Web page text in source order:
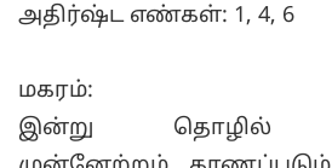
அதிர்ஷ்ட எண்கள்: 1, 4, 6
மகரம்:
இன்று தொழில்